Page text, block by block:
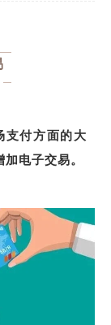
支付方面的大
电子交易。